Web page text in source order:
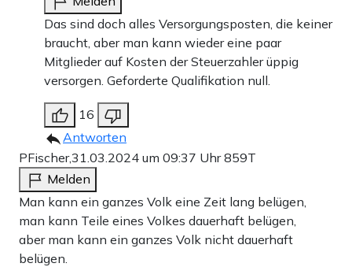
Das sind doch alles Versorgungsposten, die keiner
braucht, aber man kann wieder eine paar
Mitglieder auf Kosten der Steuerzahler üppig
versorgen. Geforderte Qualifikation null.
16
Antworten
PFischer,31.03.2024 um 09:37 Uhr859T
Melden
Man kann ein ganzes Volk eine Zeit lang belügen,
man kann Teile eines Volkes dauerhaft belügen,
aber man kann ein ganzes Volk nicht dauerhaft
belügen.